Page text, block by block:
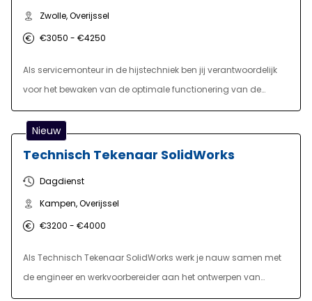
Zwolle, Overijssel
€3050 - €4250
Als servicemonteur in de hijstechniek ben jij verantwoordelijk
voor het bewaken van de optimale functionering van de
hijsinstallaties bij de klanten. Je hebt een breed scala aan
taken die kunnen variëren van het inspecteren en repareren
van de hijsinstallaties tot het oplossen van complexe
keuringsrapporten opstellen en de klant adviseren over het
onderhouden en het optimaliseren van de installaties.
Nieuw
Technisch Tekenaar SolidWorks
Dagdienst
Kampen, Overijssel
€3200 - €4000
Als Technisch Tekenaar SolidWorks werk je nauw samen met
de engineer en werkvoorbereider aan het ontwerpen van
machines en installaties op maat. Je vertaalt ideeën, wensen